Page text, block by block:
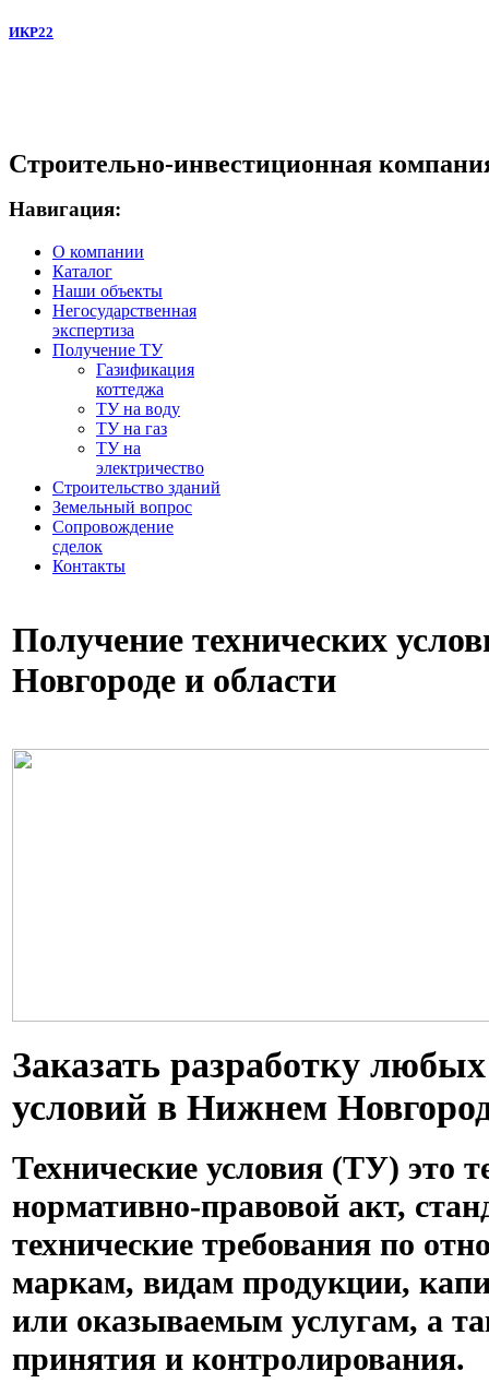
ИКР22
Строительно-инвестиционная
Навигация:
О компании
Каталог
Наши объекты
Негосударственная
экспертиза
Получение ТУ
Газификация
коттеджа
ТУ на воду
ТУ на газ
ТУ на
электричество
Строительство зданий
Земельный вопрос
Сопровождение
сделок
Контакты
Получение технических
Новгороде и области
Заказать разработку
условий в Нижнем
Технические условия (ТУ) это
нормативно-правовой акт,
технические требования по
маркам, видам продукции,
или оказываемым услугам, а
принятия и контролирования.